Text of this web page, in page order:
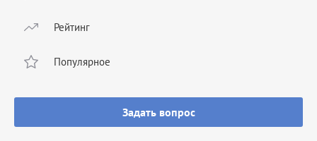
Рейтинг
Популярное
Задать вопрос